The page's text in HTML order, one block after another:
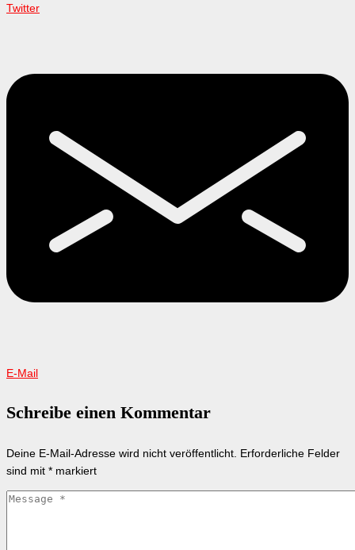
Twitter
E-Mail
Schreibe einen Kommentar
Deine E-Mail-Adresse wird nicht veröffentlicht. Erforderliche Felder
sind mit * markiert